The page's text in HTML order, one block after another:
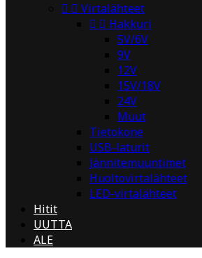
  Virtalähteet
  Hakkuri
5V/6V
9V
12V
15V/18V
24V
Muut
Tietokone
USB-laturit
Jännitemuuntimet
Huoltovirtalähteet
LED-virtalähteet
Hitit
UUTTA
ALE